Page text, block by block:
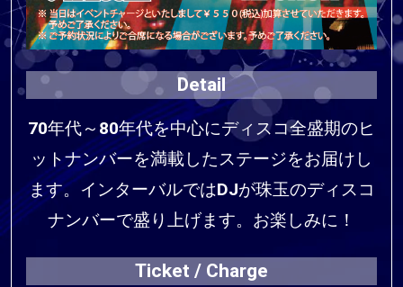
Detail
70年代～80年代を中心にディスコ全盛期のヒ
ットナンバーを満載したステージをお届けし
ます。インターバルではDJが珠玉のディスコ
ナンバーで盛り上げます。お楽しみに！
Ticket / Charge